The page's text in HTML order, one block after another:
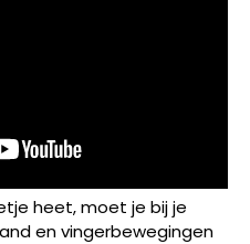
heet, moet je bij je
en vingerbewegingen